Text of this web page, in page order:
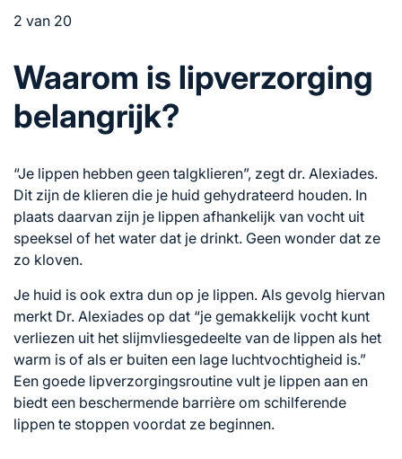
2 van 20
Waarom is lipverzorging
belangrijk?
“Je lippen hebben geen talgklieren”, zegt dr. Alexiades.
Dit zijn de klieren die je huid gehydrateerd houden. In
plaats daarvan zijn je lippen afhankelijk van vocht uit
speeksel of het water dat je drinkt. Geen wonder dat ze
zo kloven.
Je huid is ook extra dun op je lippen. Als gevolg hiervan
merkt Dr. Alexiades op dat “je gemakkelijk vocht kunt
verliezen uit het slijmvliesgedeelte van de lippen als het
warm is of als er buiten een lage luchtvochtigheid is.”
Een goede lipverzorgingsroutine vult je lippen aan en
biedt een beschermende barrière om schilferende
lippen te stoppen voordat ze beginnen.